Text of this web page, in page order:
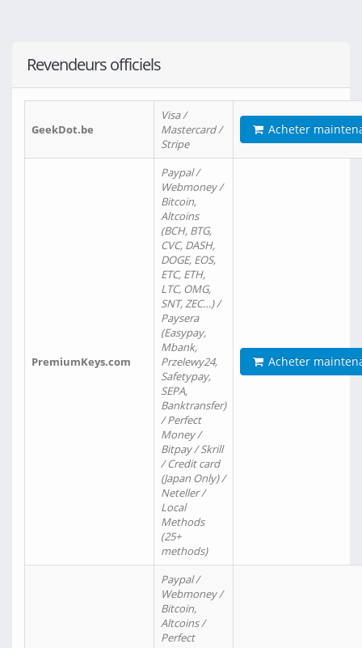
Revendeurs officiels
GeekDot.be
Visa /
Mastercard /
Stripe
Acheter
PremiumKeys.com
Paypal /
Webmoney /
Bitcoin,
Altcoins
(BCH, BTG,
CVC, DASH,
DOGE, EOS,
ETC, ETH,
LTC, OMG,
SNT, ZEC…) /
Paysera
(Easypay,
Mbank,
Przelewy24,
Safetypay,
SEPA,
Banktransfer)
/ Perfect
Money /
Bitpay / Skrill
/ Credit card
(Japan Only) /
Neteller /
Local
Methods
(25+
methods)
Acheter
Paypal /
Webmoney /
Bitcoin,
Altcoins /
Perfect